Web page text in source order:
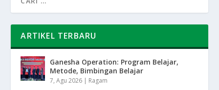
ARTIKEL TERBARU
Ganesha Operation: Program Belajar,
Metode, Bimbingan Belajar
7, Agu 2026 | Ragam